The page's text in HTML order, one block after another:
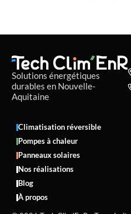
coût. Cet article détaille les
Solutions énergétiques
durables en Nouvelle-
Aquitaine
Climatisation réversible
Pompes à chaleur
Panneaux solaires
Nos réalisations
Blog
À propos